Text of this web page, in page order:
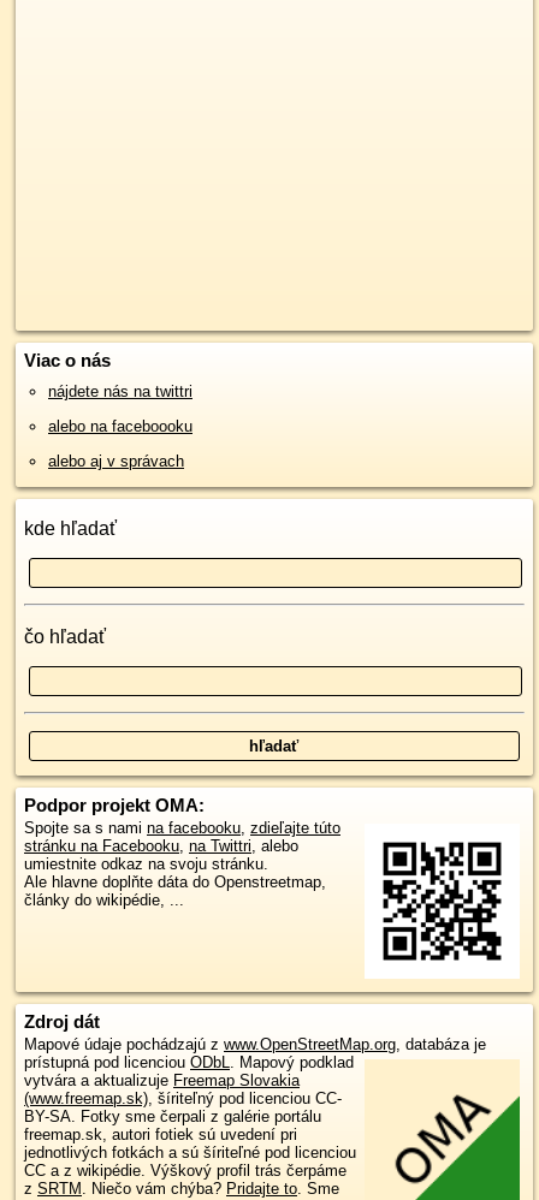
Viac o nás
nájdete nás na twittri
alebo na faceboooku
alebo aj v správach
kde hľadať
čo hľadať
Podpor projekt OMA:
Spojte sa s nami na facebooku, zdieľajte túto
stránku na Facebooku, na Twittri, alebo
umiestnite odkaz na svoju stránku.
Ale hlavne doplňte dáta do Openstreetmap,
články do wikipédie, ...
Zdroj dát
Mapové údaje pochádzajú z www.OpenStreetMap.org, databáza je
prístupná pod licenciou ODbL. Mapový podklad
vytvára a aktualizuje Freemap Slovakia
(www.freemap.sk), šíriteľný pod licenciou CC-
BY-SA. Fotky sme čerpali z galérie portálu
freemap.sk, autori fotiek sú uvedení pri
jednotlivých fotkách a sú šíriteľné pod licenciou
CC a z wikipédie. Výškový profil trás čerpáme
z SRTM . Niečo vám chýba? Pridajte to. Sme